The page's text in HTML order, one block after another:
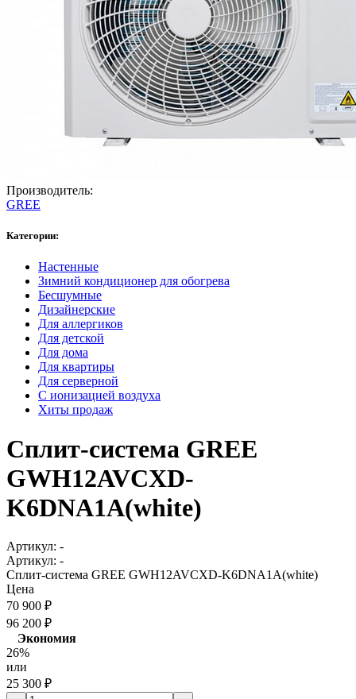
Производитель:
GREE
Категории:
Настенные
Зимний кондиционер для обогрева
Бесшумные
Дизайнерские
Для аллергиков
Для детской
Для дома
Для квартиры
Для серверной
С ионизацией воздуха
Хиты продаж
Сплит-система GREE
GWH12AVCXD-
K6DNA1A(white)
Артикул: -
Артикул: -
Сплит-система GREE GWH12AVCXD-K6DNA1A(white)
Цена
70 900 ₽
96 200 ₽
Экономия
26%
или
25 300 ₽